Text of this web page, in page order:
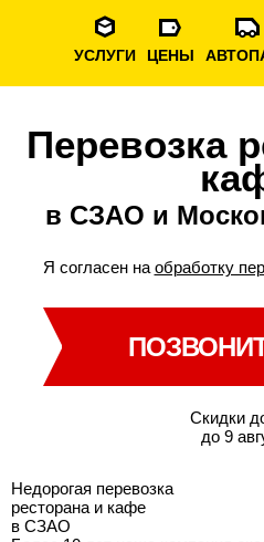
УСЛУГИ ЦЕНЫ
Перевозка
в СЗАО и
Я согласен на обработку
Скидки
до 9
Недорогая перевозка
ресторана и кафе
в СЗАО